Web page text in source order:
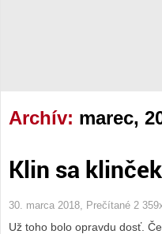
Archív: marec,
Klin sa
30. marca 2018, Prečítané 2
Už toho bolo opravdu dosť.